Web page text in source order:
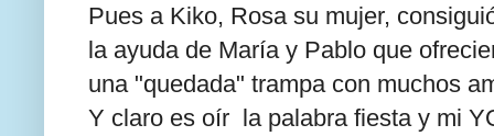
Pues a Kiko, Rosa su mujer,
la ayuda de María y Pablo que
una "quedada" trampa con muchos
Y claro es oír la palabra fiesta y mi